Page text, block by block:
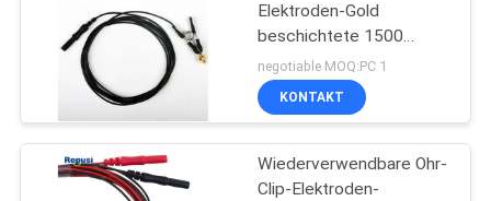
ÜBER
FABRIK-
AUSFLUG
Elektroden-Gold
beschichtete 1500
Millimeter
Anschlussleitung 1.5mm
LÄRM
negotiable MOQ:PC 1
KONTAKT
Wiederverwendbare Ohr-
Clip-Elektroden-